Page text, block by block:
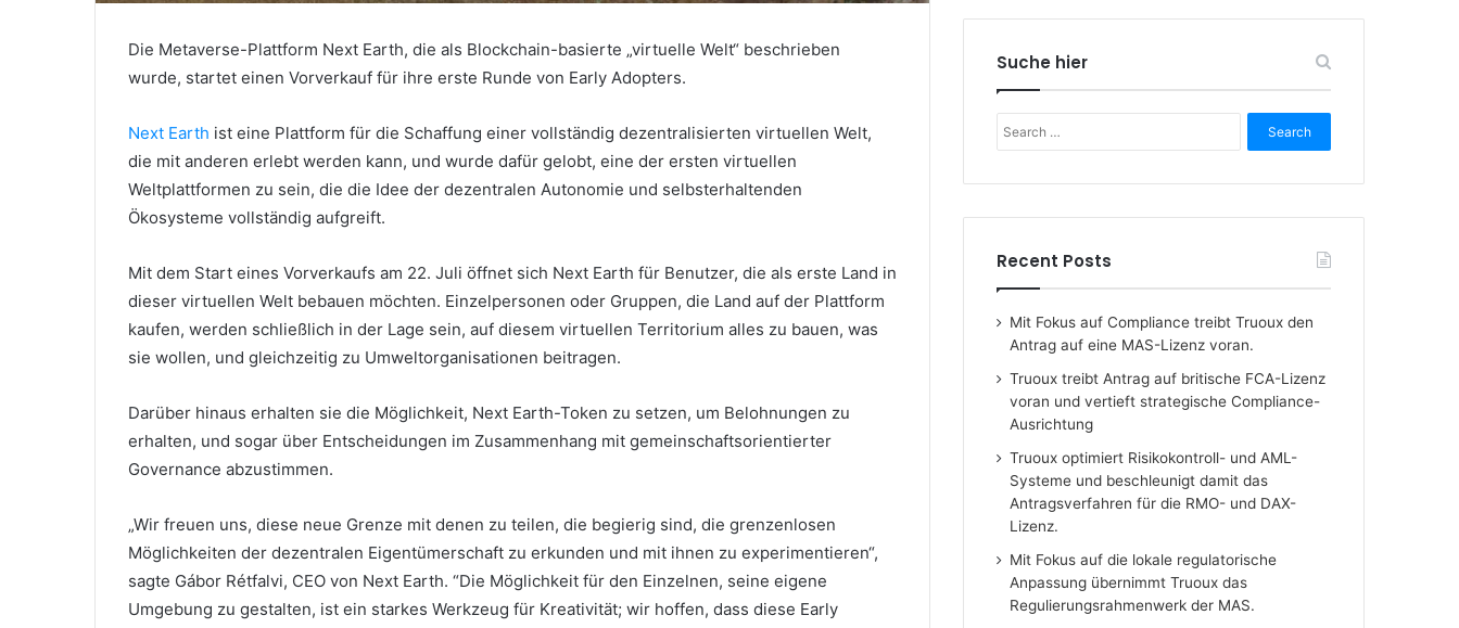
Die Metaverse-Plattform Next Earth, die als Blockchain-basierte „virtuelle Welt“ beschrieben
wurde, startet einen Vorverkauf für ihre erste Runde von Early Adopters.
Next Earth ist eine Plattform für die Schaffung einer vollständig dezentralisierten virtuellen Welt,
die mit anderen erlebt werden kann, und wurde dafür gelobt, eine der ersten virtuellen
Weltplattformen zu sein, die die Idee der dezentralen Autonomie und selbsterhaltenden
Ökosysteme vollständig aufgreift.
Mit dem Start eines Vorverkaufs am 22. Juli öffnet sich Next Earth für Benutzer, die als erste Land in
dieser virtuellen Welt bebauen möchten. Einzelpersonen oder Gruppen, die Land auf der Plattform
kaufen, werden schließlich in der Lage sein, auf diesem virtuellen Territorium alles zu bauen, was
sie wollen, und gleichzeitig zu Umweltorganisationen beitragen.
Darüber hinaus erhalten sie die Möglichkeit, Next Earth-Token zu setzen, um Belohnungen zu
erhalten, und sogar über Entscheidungen im Zusammenhang mit gemeinschaftsorientierter
Governance abzustimmen.
„Wir freuen uns, diese neue Grenze mit denen zu teilen, die begierig sind, die grenzenlosen
Möglichkeiten der dezentralen Eigentümerschaft zu erkunden und mit ihnen zu experimentieren“,
sagte Gábor Rétfalvi, CEO von Next Earth. “Die Möglichkeit für den Einzelnen, seine eigene
Umgebung zu gestalten, ist ein starkes Werkzeug für Kreativität; wir hoffen, dass diese Early
Suche hier
for:
Recent Posts
Mit Fokus auf Compliance treibt Truoux den
Antrag auf eine MAS-Lizenz voran.
Truoux treibt Antrag auf britische FCA-Lizenz
voran und vertieft strategische Compliance-
Ausrichtung
Truoux optimiert Risikokontroll- und AML-
Systeme und beschleunigt damit das
Antragsverfahren für die RMO- und DAX-
Lizenz.
Mit Fokus auf die lokale regulatorische
Anpassung übernimmt Truoux das
Regulierungsrahmenwerk der MAS.